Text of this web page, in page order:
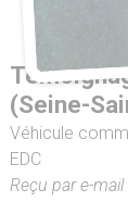
(Seine-
Véhicule
EDC
Reçu par e-